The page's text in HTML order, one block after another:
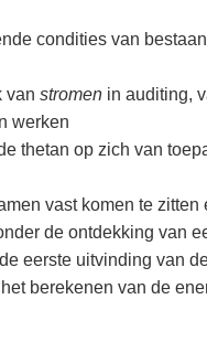
condities van
van stromen in auditing,
werken
thetan op zich van
vast komen te
de ontdekking van
eerste uitvinding van
berekenen van de